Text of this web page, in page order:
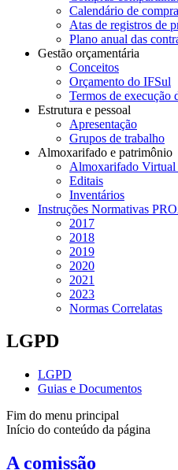
Calendário de
Atas de registros de
Plano anual das
Gestão orçamentária
Conceitos
Orçamento do IFSul
Termos de execução
Estrutura e pessoal
Apresentação
Grupos de trabalho
Almoxarifado e patrimônio
Almoxarifado Virtual
Editais
Inventários
Instruções Normativas
2017
2018
2019
2020
2021
2023
Normas Correlatas
LGPD
LGPD
Guias e Documentos
Fim do menu principal
Início do conteúdo da página
A comissão